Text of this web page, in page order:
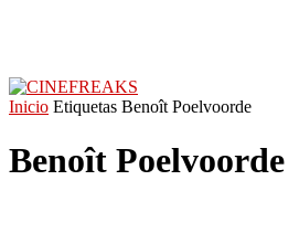
Inicio Etiquetas Benoît Poelvoorde
Benoît Poelvoorde